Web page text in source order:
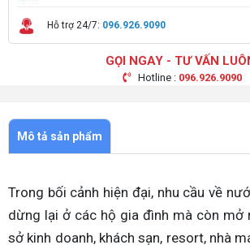
Hỗ trợ 24/7: 096.926.9090
GỌI NGAY - TƯ VẤN
Hotline : 096.926.9090
Mô tả sản phẩm
Trong bối cảnh hiện đại, nhu cầu về
dừng lại ở các hộ gia đình mà còn mở
sở kinh doanh, khách sạn, resort, nhà